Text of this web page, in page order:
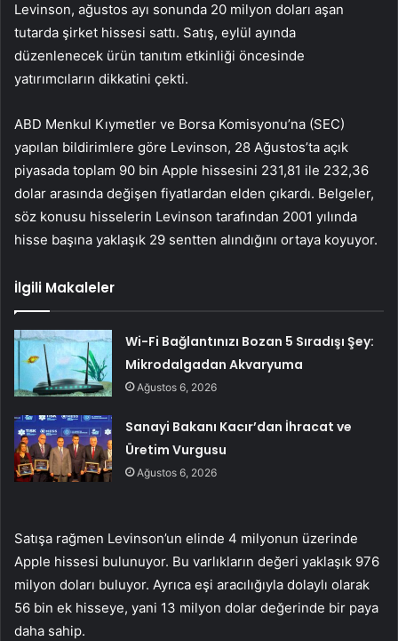
Levinson, ağustos ayı sonunda 20 milyon doları aşan
tutarda şirket hissesi sattı. Satış, eylül ayında
düzenlenecek ürün tanıtım etkinliği öncesinde
yatırımcıların dikkatini çekti.
ABD Menkul Kıymetler ve Borsa Komisyonu’na (SEC)
yapılan bildirimlere göre Levinson, 28 Ağustos’ta açık
piyasada toplam 90 bin Apple hissesini 231,81 ile 232,36
dolar arasında değişen fiyatlardan elden çıkardı. Belgeler,
söz konusu hisselerin Levinson tarafından 2001 yılında
hisse başına yaklaşık 29 sentten alındığını ortaya koyuyor.
İlgili Makaleler
Wi-Fi Bağlantınızı Bozan 5 Sıradışı Şey:
Mikrodalgadan Akvaryuma
Ağustos 6, 2026
Sanayi Bakanı Kacır’dan İhracat ve
Üretim Vurgusu
Ağustos 6, 2026
Satışa rağmen Levinson’un elinde 4 milyonun üzerinde
Apple hissesi bulunuyor. Bu varlıkların değeri yaklaşık 976
milyon doları buluyor. Ayrıca eşi aracılığıyla dolaylı olarak
56 bin ek hisseye, yani 13 milyon dolar değerinde bir paya
daha sahip.